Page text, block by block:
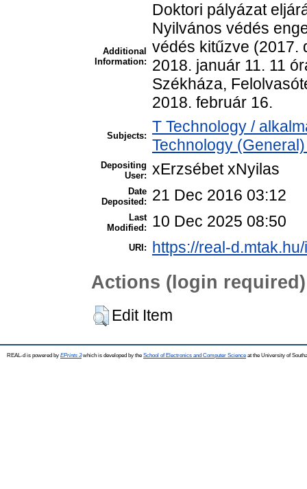
Additional
Information:
Doktori pályázat
Nyilvános védés
védés kitűzve (2017.
2018. január 11. 11
Székháza,
2018. február 16.
Subjects:
T Technology /
Technology
Depositing
User: xErzsébet xNyilas
Date
Deposited:
21 Dec 2016 03:12
Last
Modified:
10 Dec 2025 08:50
URI: https://real-
Actions (login required)
Edit Item
REAL-d is powered by EPrints 3which is developed by the School of Electronics and Computer Science at the University of